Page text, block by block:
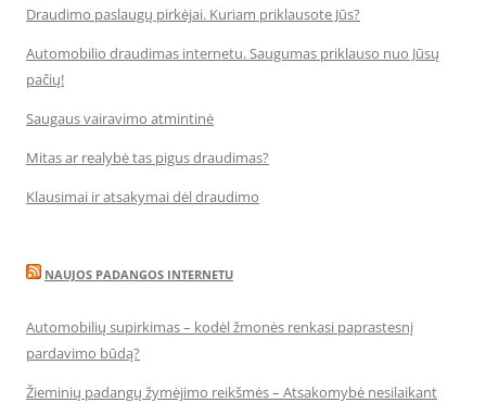
Draudimo paslaugų pirkėjai. Kuriam priklausote Jūs?
Automobilio draudimas internetu. Saugumas priklauso nuo Jūsų
pačių!
Saugaus vairavimo atmintinė
Mitas ar realybė tas pigus draudimas?
Klausimai ir atsakymai dėl draudimo
NAUJOS PADANGOS INTERNETU
Automobilių supirkimas – kodėl žmonės renkasi paprastesnį
pardavimo būdą?
Žieminių padangų žymėjimo reikšmės – Atsakomybė nesilaikant